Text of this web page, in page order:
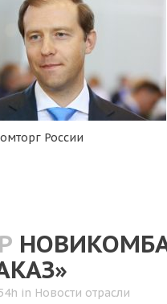
России
in Новости отрасли